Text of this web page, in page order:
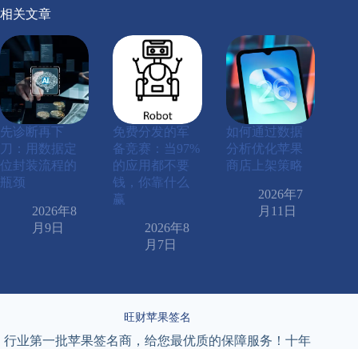
相关文章
先诊断再下
刀：用数据定
位封装流程的
瓶颈
2026年8
月9日
免费分发的军
备竞赛：当97%
的应用都不要
钱，你靠什么
赢
2026年8
月7日
如何通过数据
分析优化苹果
商店上架策略
2026年7
月11日
旺财苹果签名
行业第一批苹果签名商，给您最优质的保障服务！十年